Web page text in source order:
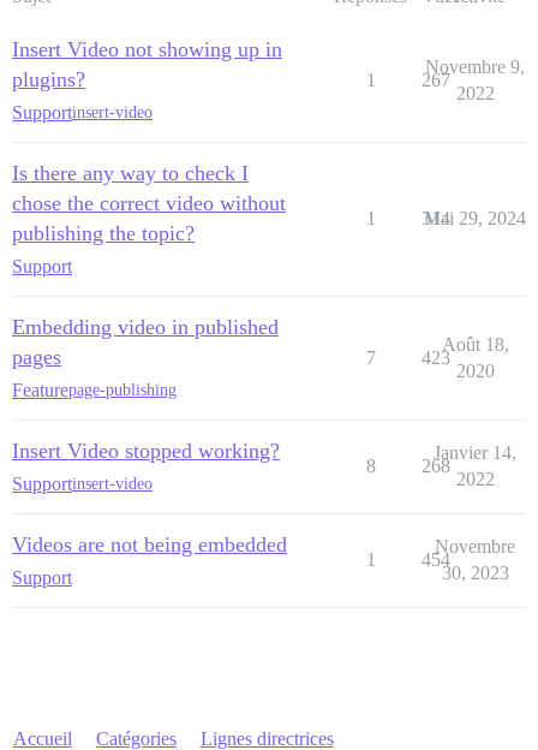
Insert Video not showing up in
plugins?
Supportinsert-video
1 267
Novembre 9,
2022
Is there any way to check I
chose the correct video without
publishing the topic?
Support
1 314
Mai 29, 2024
Embedding video in published
pages
Featurepage-publishing
7 423
Août 18,
2020
Insert Video stopped working?
Supportinsert-video
8 268
Janvier 14,
2022
Videos are not being embedded
Support
1 454
Novembre
30, 2023
Accueil Catégories Lignes directrices